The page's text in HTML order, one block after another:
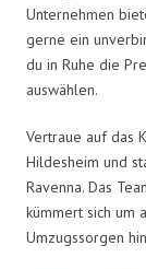
Unternehmen
gerne ein
du in Ruhe die
auswählen.
Vertraue auf das
Hildesheim und
Ravenna. Das
kümmert sich um
Umzugssorgen